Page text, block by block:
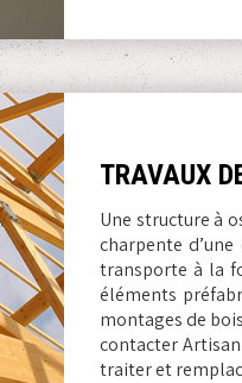
TRAVAUX
Une structure à
charpente
transporte à la
éléments
montages de
contacter
traiter et